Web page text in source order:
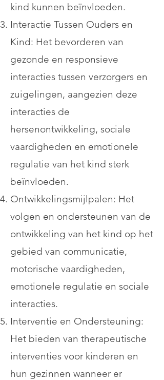
kind kunnen beïnvloeden.
Interactie Tussen Ouders en
Kind: Het bevorderen van
gezonde en responsieve
interacties tussen verzorgers en
zuigelingen, aangezien deze
interacties de
hersenontwikkeling, sociale
vaardigheden en emotionele
regulatie van het kind sterk
beïnvloeden.
Ontwikkelingsmijlpalen: Het
volgen en ondersteunen van de
ontwikkeling van het kind op het
gebied van communicatie,
motorische vaardigheden,
emotionele regulatie en sociale
interacties.
Interventie en Ondersteuning:
Het bieden van therapeutische
interventies voor kinderen en
hun gezinnen wanneer er